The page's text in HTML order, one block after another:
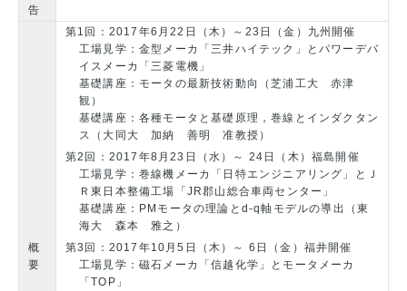
告
概
要
第1回：2017年6月22日（木）～23日（金）九州開催
工場見学：金型メーカ「三井ハイテック」とパワーデバ
イスメーカ「三菱電機」
基礎講座：モータの最新技術動向（芝浦工大 赤津
観）
基礎講座：各種モータと基礎原理，巻線とインダクタン
ス（大同大 加納 善明 准教授）
第2回：2017年8月23日（水）～ 24日（木）福島開催
工場見学：巻線機メーカ「日特エンジニアリング」とＪ
Ｒ東日本整備工場「JR郡山総合車両センター」
基礎講座：PMモータの理論とd-q軸モデルの導出（東
海大 森本 雅之）
第3回：2017年10月5日（木）～ 6日（金）福井開催
工場見学：磁石メーカ「信越化学」とモータメーカ
「TOP」